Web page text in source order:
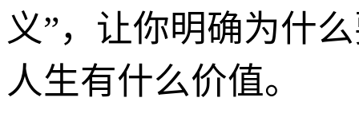
义”，让你明确为什
人生有什么价值。